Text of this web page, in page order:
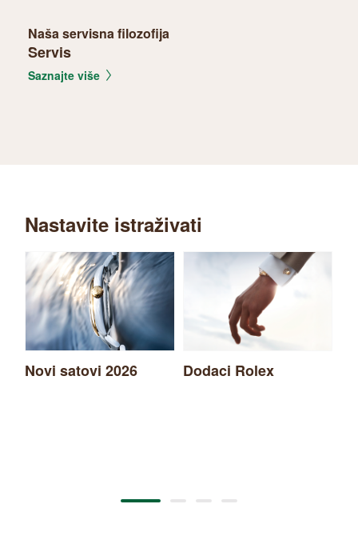
Naša servisna filozofija
Servis
Saznajte više
Nastavite istraživati
Novi satovi 2026 Dodaci Rolex